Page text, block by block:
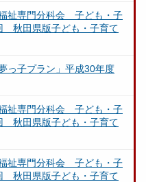
祉専門分科会 子ども・子
秋田県版子ども・子育て
っ子プラン」平成30年度
祉専門分科会 子ども・子
秋田県版子ども・子育て
祉専門分科会 子ども・子
秋田県版子ども・子育て